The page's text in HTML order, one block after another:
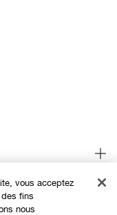
vous acceptez
fins
nous